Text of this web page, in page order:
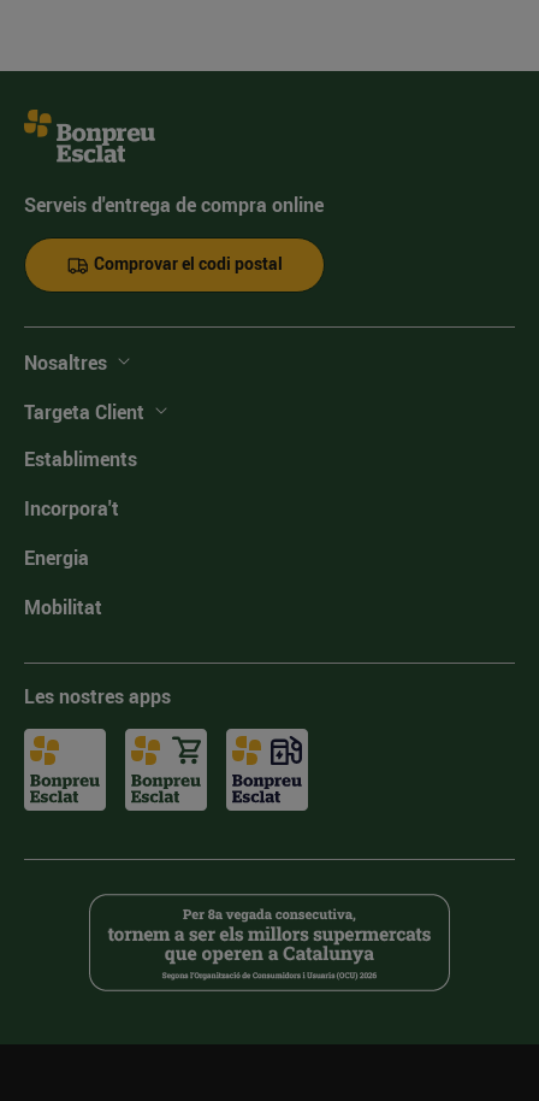
Serveis d'entrega de compra online
Comprovar el codi postal
Nosaltres
Targeta Client
Establiments
Incorpora't
Energia
Mobilitat
Les nostres apps